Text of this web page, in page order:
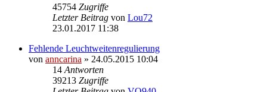
45754 Zugriffe
Letzter Beitrag von Lou72
23.01.2017 11:38
Fehlende Leuchtweitenregulierung
von anncarina » 24.05.2015 10:04
14 Antworten
39213 Zugriffe